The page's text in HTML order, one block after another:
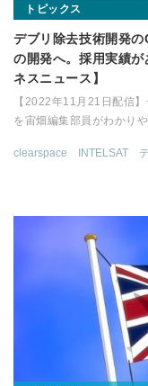
トピックス
デブリ除去技術開発
の開発へ。採用実績
ネスニュース】
【2022年11月21日配信
を宙畑編集部員がわかり
clearspace INTELSAT